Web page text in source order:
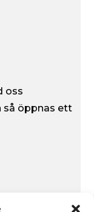
oss
så öppnas ett